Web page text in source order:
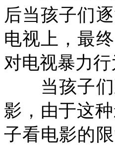
后当孩子们
电视上，最
对电视暴力
当孩子们
影，由于这
子看电影的